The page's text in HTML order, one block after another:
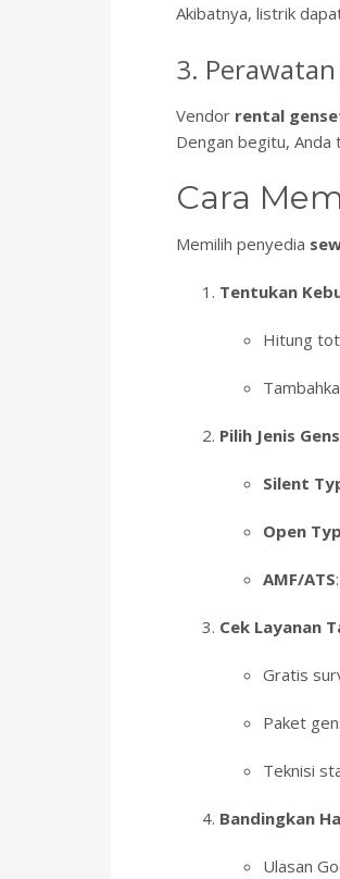
Akibatnya, listrik
3.
Vendor rental
Dengan begitu,
Cara
Memilih penyedia
Tentukan
Hitung
Pilih Jenis
Silent
Open
AMF/ATS
Cek Layanan
Gratis
Paket
Teknisi
Bandingkan
Ulasan